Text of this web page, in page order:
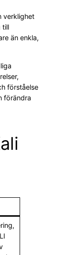
verklighet
till
än enkla,
förståelse
förändra